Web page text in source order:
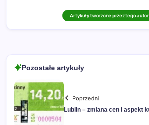
Artykuły tworzone przez tego
Pozostałe artykuły
Poprzedni
Lublin – zmiana cen i aspekt